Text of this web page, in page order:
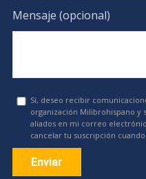
Mensaje (opcional)
Sí, deseo recibir
organización Milibrohispano y
aliados en mi correo
cancelar tu suscripción